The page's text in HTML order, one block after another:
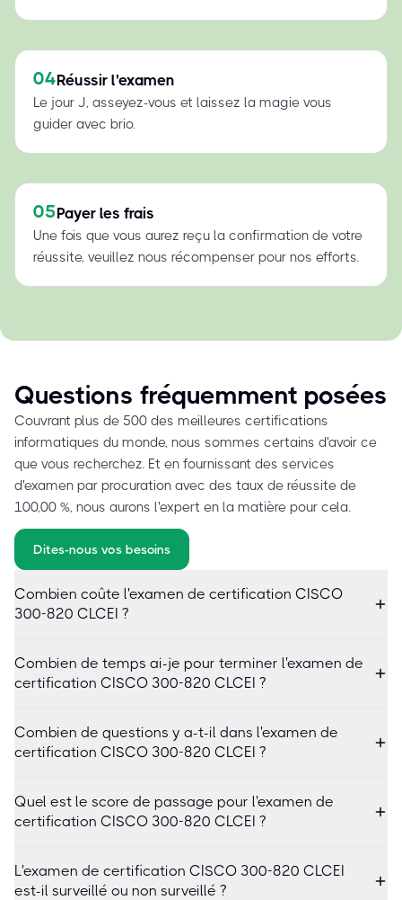
04Réussir l'examen
Le jour J, asseyez-vous et laissez la magie vous
guider avec brio.
05Payer les frais
Une fois que vous aurez reçu la confirmation de votre
réussite, veuillez nous récompenser pour nos efforts.
Questions fréquemment posées
Couvrant plus de 500 des meilleures certifications
informatiques du monde, nous sommes certains d'avoir ce
que vous recherchez. Et en fournissant des services
d'examen par procuration avec des taux de réussite de
100,00 %, nous aurons l'expert en la matière pour cela.
Dites-nous vos besoins
Combien coûte l'examen de certification CISCO
300-820 CLCEI ?
Combien de temps ai-je pour terminer l'examen de
certification CISCO 300-820 CLCEI ?
Combien de questions y a-t-il dans l'examen de
certification CISCO 300-820 CLCEI ?
Quel est le score de passage pour l'examen de
certification CISCO 300-820 CLCEI ?
L'examen de certification CISCO 300-820 CLCEI
est-il surveillé ou non surveillé ?